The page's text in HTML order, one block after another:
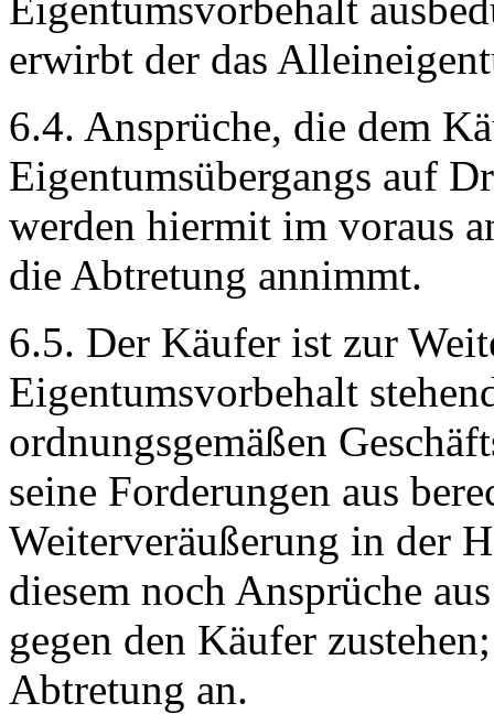
erwirbt der das
6.4. Ansprüche, die dem
Eigentumsübergangs auf
werden hiermit im voraus
die Abtretung annimmt.
6.5. Der Käufer ist zur
Eigentumsvorbehalt
ordnungsgemäßen
seine Forderungen aus
Weiterveräußerung in der
diesem noch Ansprüche
gegen den Käufer
Abtretung an.